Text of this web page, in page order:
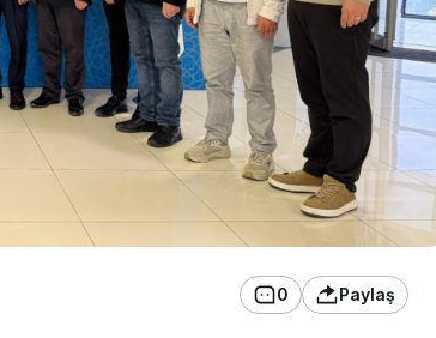
0 Paylaş